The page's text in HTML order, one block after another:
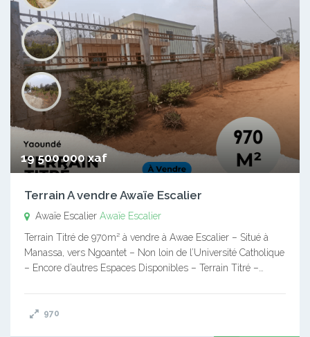
19 500 000 xaf
Terrain A vendre Awaïe Escalier
Awaïe Escalier Awaïe Escalier
Terrain Titré de 970m² à vendre à Awae Escalier – Situé à
Manassa, vers Ngoantet – Non loin de l’Université Catholique
– Encore d’autres Espaces Disponibles – Terrain Titré –…
970